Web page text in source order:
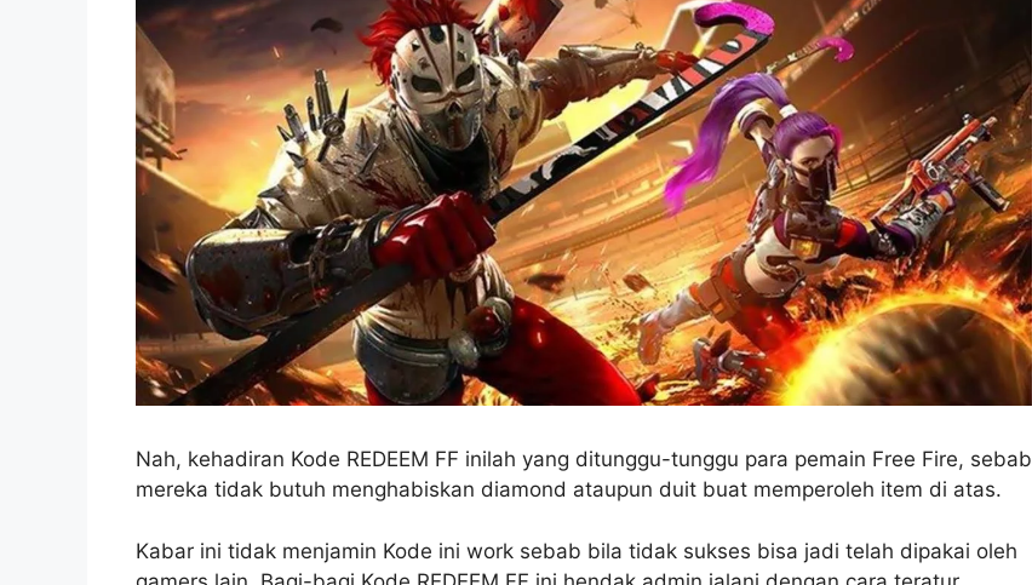
Nah, kehadiran Kode REDEEM FF inilah yang ditunggu-tunggu para pemain Free Fire, sebab
mereka tidak butuh menghabiskan diamond ataupun duit buat memperoleh item di atas.
Kabar ini tidak menjamin Kode ini work sebab bila tidak sukses bisa jadi telah dipakai oleh